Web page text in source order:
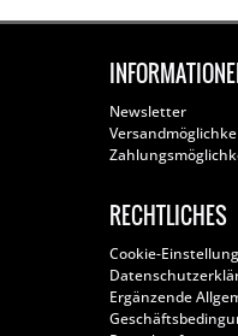
Newsletter
RECHTLICHES
Cookie-
Ergänzende